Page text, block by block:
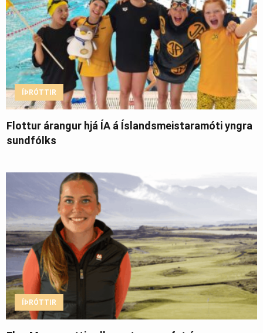
ÍÞRÓTTIR
Flottur árangur hjá ÍA á Íslandsmeistaramóti yngra
sundfólks
ÍÞRÓTTIR